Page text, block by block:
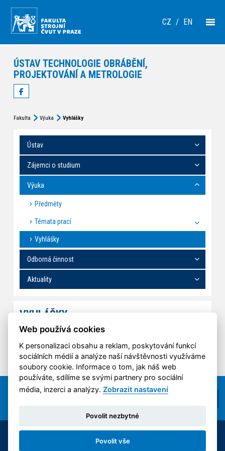
CZ / EN
ÚSTAV TECHNOLOGIE OBRÁBĚNÍ,
PROJEKTOVÁNÍ A METROLOGIE
Fakulta Výuka Vyhlášky
Ústav
Zájemci o studium
Výuka
Předměty
Témata prací
Vyhlášky
Odborná činnost
Aktuality
VYHLÁŠKY
© 2014-2026 ČVUT FS | All rights reserved |
Web používá cookies
K personalizaci obsahu a reklam, poskytování funkcí
sociálních médií a analýze naší návštěvnosti využíváme
soubory cookie. Informace o tom, jak náš web
používáte, sdílíme se svými partnery pro sociální
média, inzerci a analýzy.Zobrazit nastavení
Povolit nezbytné
Povolit vše